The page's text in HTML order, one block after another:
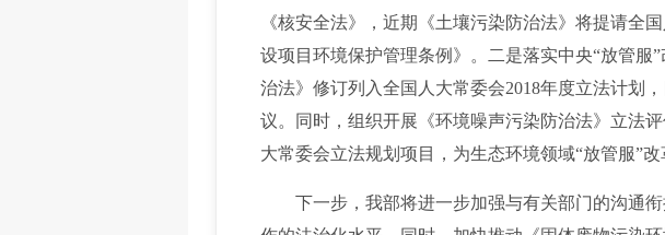
《核安全法》，近期《土壤污染防治法》将提请全
设项目环境保护管理条例》。二是落实中央“放管
治法》修订列入全国人大常委会2018年度立法计划
议。同时，组织开展《环境噪声污染防治法》立法
大常委会立法规划项目，为生态环境领域“放管服”改
下一步，我部将进一步加强与有关部门的沟通衔